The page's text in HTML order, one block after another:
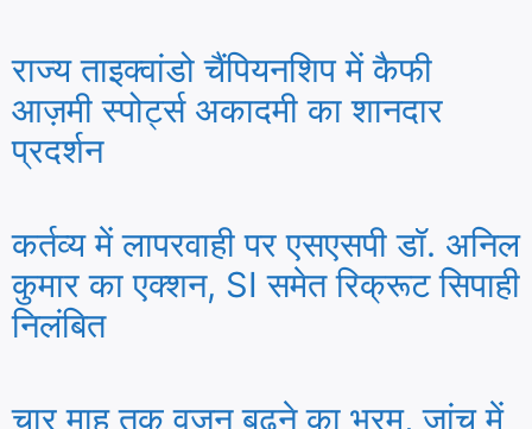
राज्य ताइक्वांडो चैंपियनशिप में कैफी
आज़मी स्पोर्ट्स अकादमी का शानदार
प्रदर्शन
कर्तव्य में लापरवाही पर एसएसपी डॉ. अनिल
कुमार का एक्शन, SI समेत रिक्रूट सिपाही
निलंबित
चार माह तक वजन बढ़ने का भ्रम, जांच में